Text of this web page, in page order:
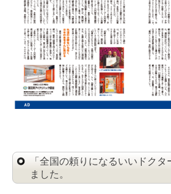
「全国の頼りになるいいドク
ました。